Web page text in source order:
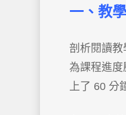
一、教
剖析閱讀教
為課程進
上了 60 分